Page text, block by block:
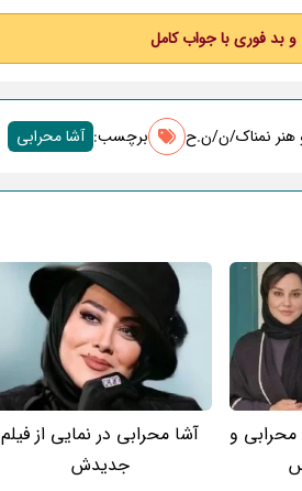
و بد فوری با جواب کامل
نمناک/ن/ن.ح برچسب‌: آشا محرابی
و
آشا محرابی در نمایی از فیلم
جدیدش